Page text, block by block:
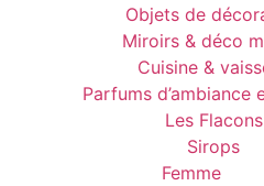
Objets de
Miroirs & déco
Cuisine &
Parfums d’ambiance
Les Flacons
Sirops
Femme